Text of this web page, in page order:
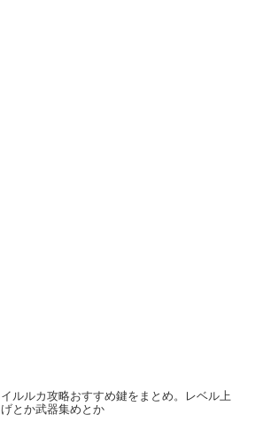
イルルカ攻略おすすめ鍵をまとめ。レベル上
げとか武器集めとか